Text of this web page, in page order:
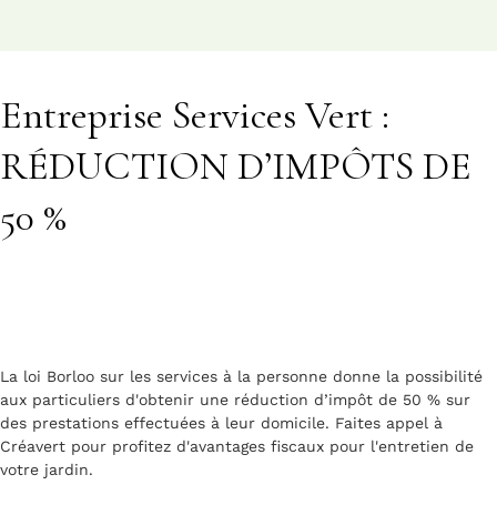
Entreprise Services Vert :
RÉDUCTION D’IMPÔTS DE
50 %
La loi Borloo sur les services à la personne donne la possibilité
aux particuliers d'obtenir une réduction d’impôt de 50 % sur
des prestations effectuées à leur domicile. Faites appel à
Créavert pour profitez d'avantages fiscaux pour l'entretien de
votre jardin.